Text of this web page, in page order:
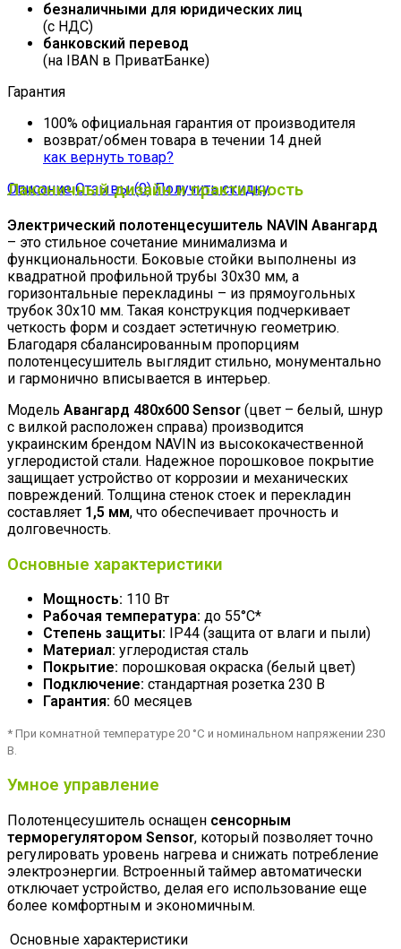
безналичными для юридических лиц
(с НДС)
банковский перевод
(на IBAN в ПриватБанке)
Гарантия
100% официальная гарантия от производителя
возврат/обмен товара в течении 14 дней
как вернуть товар?
Описание Отзывы (0) Получить скидку
Лаконичный дизайн и практичность
Электрический полотенцесушитель NAVIN Авангард
– это стильное сочетание минимализма и
функциональности. Боковые стойки выполнены из
квадратной профильной трубы 30х30 мм, а
горизонтальные перекладины – из прямоугольных
трубок 30х10 мм. Такая конструкция подчеркивает
четкость форм и создает эстетичную геометрию.
Благодаря сбалансированным пропорциям
полотенцесушитель выглядит стильно, монументально
и гармонично вписывается в интерьер.
Модель Авангард 480х600 Sensor (цвет – белый, шнур
с вилкой расположен справа) производится
украинским брендом NAVIN из высококачественной
углеродистой стали. Надежное порошковое покрытие
защищает устройство от коррозии и механических
повреждений. Толщина стенок стоек и перекладин
составляет 1,5 мм, что обеспечивает прочность и
долговечность.
Основные характеристики
Мощность: 110 Вт
Рабочая температура: до 55°C*
Степень защиты: IP44 (защита от влаги и пыли)
Материал: углеродистая сталь
Покрытие: порошковая окраска (белый цвет)
Подключение: стандартная розетка 230 В
Гарантия: 60 месяцев
* При комнатной температуре 20 °C и номинальном напряжении 230
В.
Умное управление
Полотенцесушитель оснащен сенсорным
терморегулятором Sensor, который позволяет точно
регулировать уровень нагрева и снижать потребление
электроэнергии. Встроенный таймер автоматически
отключает устройство, делая его использование еще
более комфортным и экономичным.
Основные характеристики